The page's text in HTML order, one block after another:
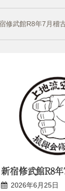
修武館R8年7月稽
新宿修武館R8
2026年6月25日